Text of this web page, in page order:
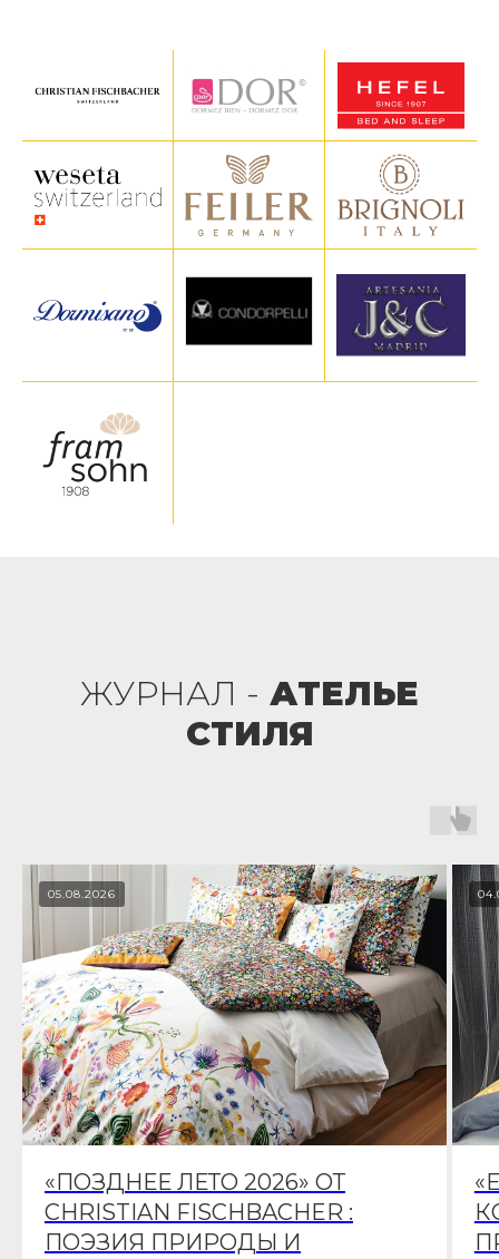
ЖУРНАЛ - АТЕЛЬЕ
СТИЛЯ
05.08.2026
«ПОЗДНЕЕ ЛЕТО 2026» ОТ
CHRISTIAN FISCHBACHER :
ПОЭЗИЯ ПРИРОДЫ И